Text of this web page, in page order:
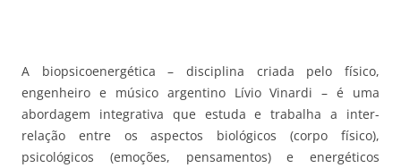
A biopsicoenergética – disciplina criada pelo físico,
engenheiro e músico argentino Lívio Vinardi – é uma
abordagem integrativa que estuda e trabalha a inter-
relação entre os aspectos biológicos (corpo físico),
psicológicos (emoções, pensamentos) e energéticos